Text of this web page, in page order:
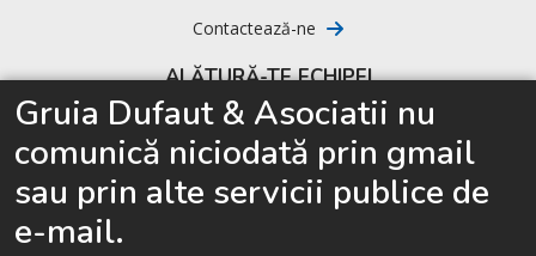
Contactează-ne
ALĂTURĂ-TE ECHIPEI
Candidatură spontană
Ultimele noastre oferte de job
Căutăm avocați de business la început de drum
Gruia Dufaut & Asociatii nu
comunică niciodată prin gmail
sau prin alte servicii publice de
e-mail.